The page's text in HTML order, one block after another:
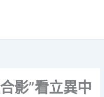
影”看立異中